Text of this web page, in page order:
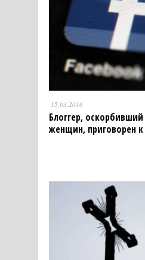
15.03.2016
Блоггер, оскорбивший
женщин, приговорен к